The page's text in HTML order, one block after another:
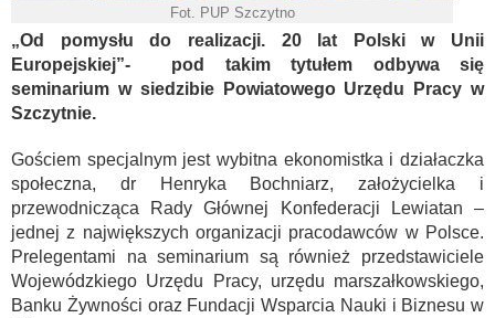
Fot. PUP Szczytno
„Od pomysłu do realizacji. 20 lat Polski w Unii
Europejskiej”- pod takim tytułem odbywa się
seminarium w siedzibie Powiatowego Urzędu Pracy w
Szczytnie.
Gościem specjalnym jest wybitna ekonomistka i działaczka
społeczna, dr Henryka Bochniarz, założycielka i
przewodnicząca Rady Głównej Konfederacji Lewiatan –
jednej z największych organizacji pracodawców w Polsce.
Prelegentami na seminarium są również przedstawiciele
Wojewódzkiego Urzędu Pracy, urzędu marszałkowskiego,
Banku Żywności oraz Fundacji Wsparcia Nauki i Biznesu w